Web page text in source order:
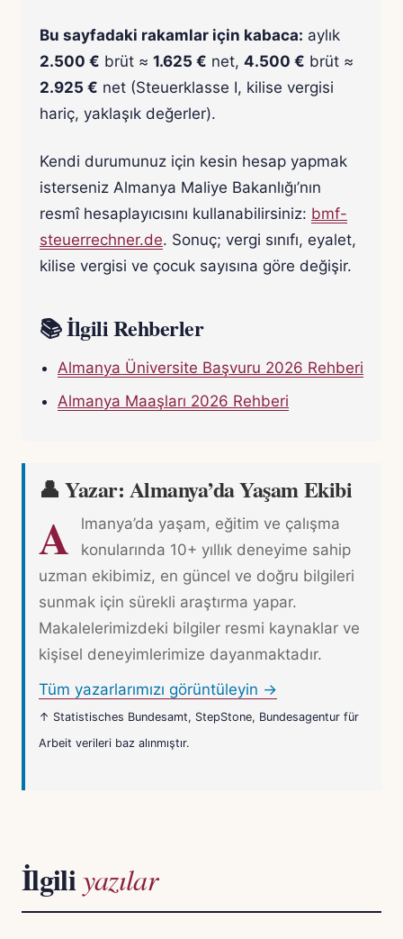
Bu sayfadaki rakamlar için kabaca: aylık
2.500 € brüt ≈ 1.625 € net, 4.500 € brüt ≈
2.925 € net (Steuerklasse I, kilise vergisi
hariç, yaklaşık değerler).
Kendi durumunuz için kesin hesap yapmak
isterseniz Almanya Maliye Bakanlığı’nın
resmî hesaplayıcısını kullanabilirsiniz: bmf-
steuerrechner.de. Sonuç; vergi sınıfı, eyalet,
kilise vergisi ve çocuk sayısına göre değişir.
📚 İlgili Rehberler
Almanya Üniversite Başvuru 2026 Rehberi
Almanya Maaşları 2026 Rehberi
👤 Yazar: Almanya’da Yaşam Ekibi
A
lmanya’da yaşam, eğitim ve çalışma
konularında 10+ yıllık deneyime sahip
uzman ekibimiz, en güncel ve doğru bilgileri
sunmak için sürekli araştırma yapar.
Makalelerimizdeki bilgiler resmi kaynaklar ve
kişisel deneyimlerimize dayanmaktadır.
Tüm yazarlarımızı görüntüleyin →
↑ Statistisches Bundesamt, StepStone, Bundesagentur für
Arbeit verileri baz alınmıştır.
İlgiliyazılar